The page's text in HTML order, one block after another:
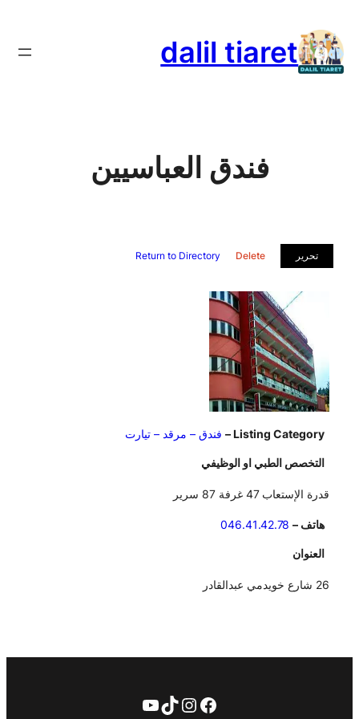
إلى
المحتوى
dalil tiaret
فندق العباسيين
تحرير Delete
Return to Directory
Listing Category – فندق – مرقد – تيارت
التخصص الطبي او الوظيفي
قدرة الإستعاب 47 غرفة 87 سرير
هاتف – 046.41.42.78
العنوان
26 شارع خويدمي عبدالقادر
فيسبوك
إنستجرام
تيك توكيوتيوب